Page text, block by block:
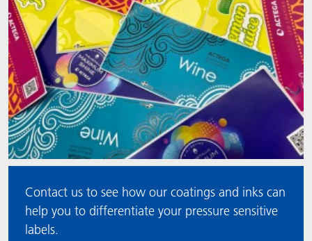
Contact us to see how our coatings and inks can
help you to differentiate your pressure sensitive
labels.
FoodSafe
MotionCoat
PakSafe
PROVALIN
WESSCO